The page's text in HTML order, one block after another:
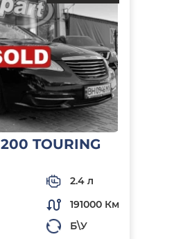
TOURING
2.4 л
191000 Км
Б\У